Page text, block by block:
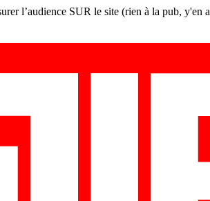
l’audience SUR le site (rien à la pub, y'en